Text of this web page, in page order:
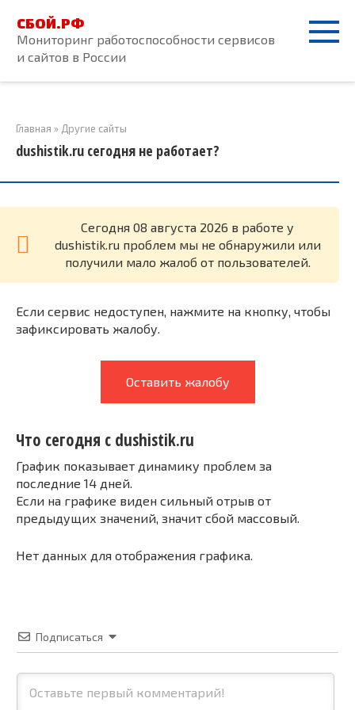
контенту
СБОЙ.РФ
Мониторинг работоспособности сервисов
и сайтов в России
Главная » Другие сайты
dushistik.ru сегодня не работает?
Cегодня 08 августа 2026 в работе у
dushistik.ru проблем мы не обнаружили или
получили мало жалоб от пользователей.
Если сервис недоступен, нажмите на кнопку, чтобы
зафиксировать жалобу.
Оставить жалобу
Что сегодня с dushistik.ru
График показывает динамику проблем за
последние 14 дней.
Если на графике виден сильный отрыв от
предыдущих значений, значит сбой массовый.
Нет данных для отображения графика.
Подписаться